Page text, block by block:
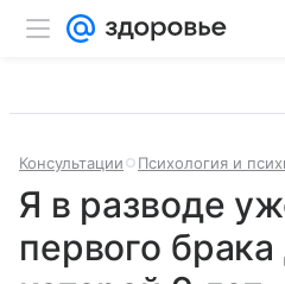
Консультации Психология и
Я в разводе
первого брака